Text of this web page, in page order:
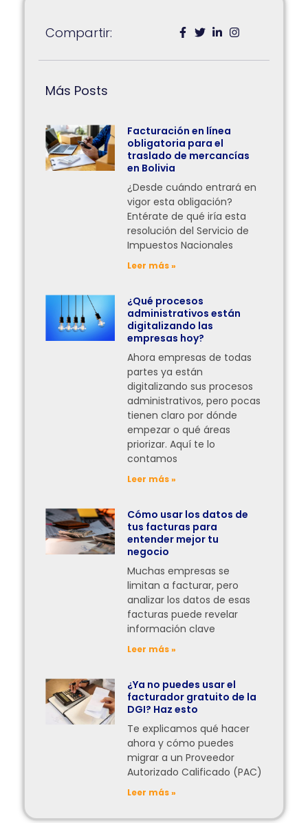
Compartir:
Más Posts
Facturación en línea
obligatoria para el
traslado de mercancías
en Bolivia
¿Desde cuándo entrará en
vigor esta obligación?
Entérate de qué iría esta
resolución del Servicio de
Impuestos Nacionales
Leer más »
¿Qué procesos
administrativos están
digitalizando las
empresas hoy?
Ahora empresas de todas
partes ya están
digitalizando sus procesos
administrativos, pero pocas
tienen claro por dónde
empezar o qué áreas
priorizar. Aquí te lo
contamos
Leer más »
Cómo usar los datos de
tus facturas para
entender mejor tu
negocio
Muchas empresas se
limitan a facturar, pero
analizar los datos de esas
facturas puede revelar
información clave
Leer más »
¿Ya no puedes usar el
facturador gratuito de la
DGI? Haz esto
Te explicamos qué hacer
ahora y cómo puedes
migrar a un Proveedor
Autorizado Calificado (PAC)
Leer más »